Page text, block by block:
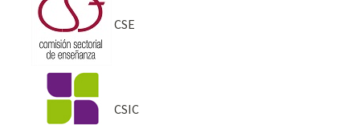
CSE
CSIC